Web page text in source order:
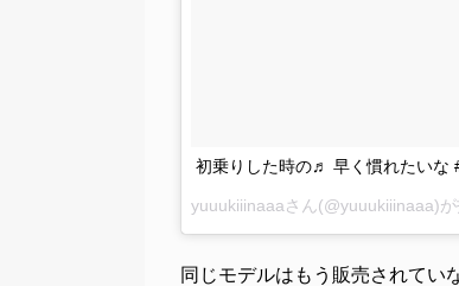
初乗りした時の♬ 早く慣れたいな
yuuukiiinaaaさん(@yuuukiiinaaa)
同じモデルはもう販売されてい